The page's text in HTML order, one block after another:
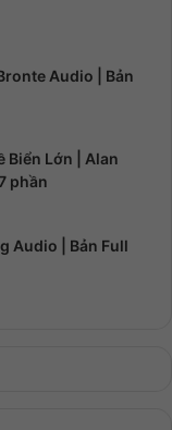
Audio | Bản
Biển Lớn | Alan
phần
Audio | Bản Full